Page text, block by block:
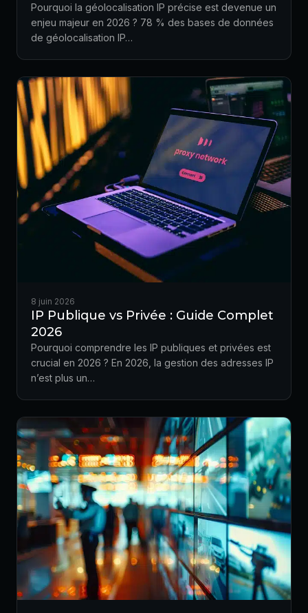
Pourquoi la géolocalisation IP précise est devenue un
enjeu majeur en 2026 ? 78 % des bases de données
de géolocalisation IP…
8 juin 2026
IP Publique vs Privée : Guide Complet
2026
Pourquoi comprendre les IP publiques et privées est
crucial en 2026 ? En 2026, la gestion des adresses IP
n’est plus un…